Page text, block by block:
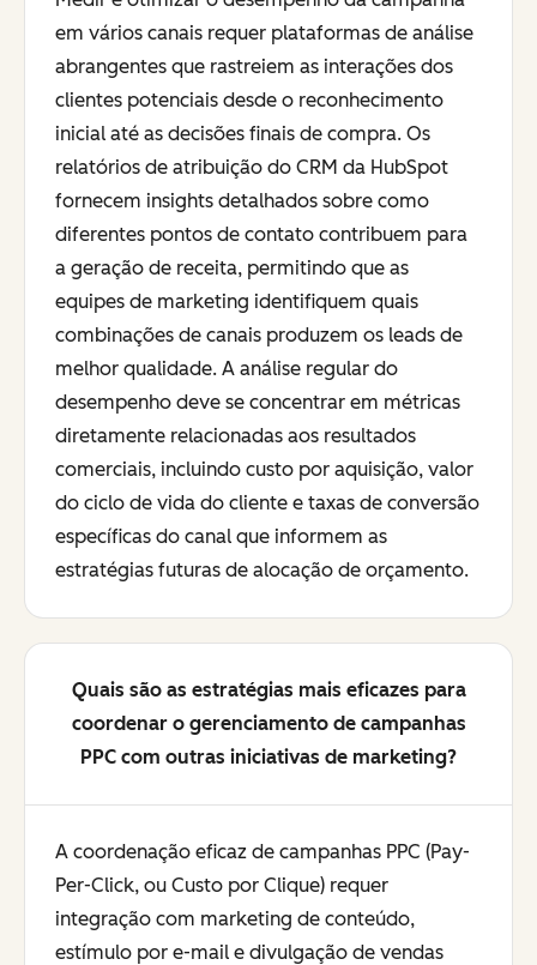
em vários canais requer plataformas de análise
abrangentes que rastreiem as interações dos
clientes potenciais desde o reconhecimento
inicial até as decisões finais de compra. Os
relatórios de atribuição do CRM da HubSpot
fornecem insights detalhados sobre como
diferentes pontos de contato contribuem para
a geração de receita, permitindo que as
equipes de marketing identifiquem quais
combinações de canais produzem os leads de
melhor qualidade. A análise regular do
desempenho deve se concentrar em métricas
diretamente relacionadas aos resultados
comerciais, incluindo custo por aquisição, valor
do ciclo de vida do cliente e taxas de conversão
específicas do canal que informem as
estratégias futuras de alocação de orçamento.
Quais são as estratégias mais eficazes para
coordenar o gerenciamento de campanhas
PPC com outras iniciativas de marketing?
A coordenação eficaz de campanhas PPC (Pay-
Per-Click, ou Custo por Clique) requer
integração com marketing de conteúdo,
estímulo por e-mail e divulgação de vendas